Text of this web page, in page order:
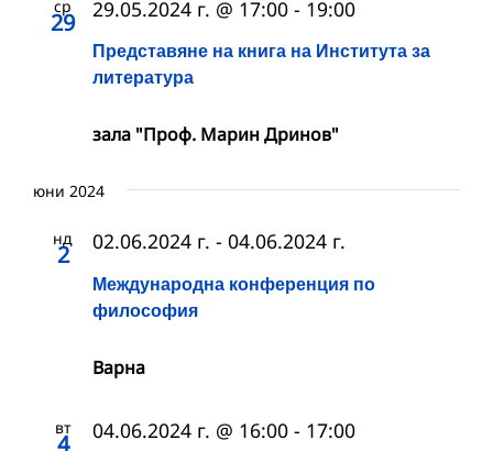
ср
29
Представяне на книга на Института за
литература
29.05.2024 г. @ 17:00 - 19:00
зала "Проф. Марин Дринов"
юни 2024
нд
2
Международна конференция по
философия
02.06.2024 г. - 04.06.2024 г.
Варна
вт
4 04.06.2024 г. @ 16:00 - 17:00